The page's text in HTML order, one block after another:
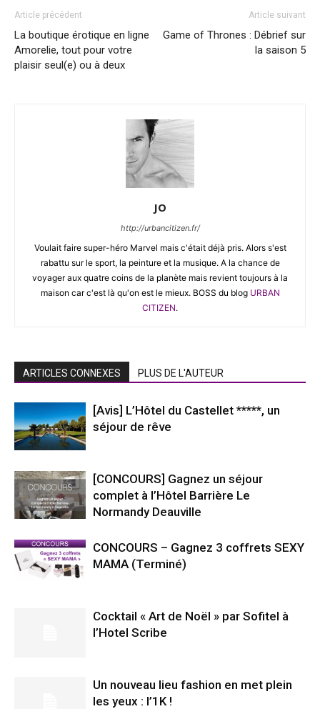
Article précédent
La boutique érotique en ligne
Amorelie, tout pour votre
plaisir seul(e) ou à deux
Article suivant
Game of Thrones : Débrief sur
la saison 5
JO
http://urbancitizen.fr/
Voulait faire super-héro Marvel mais c'était déjà pris. Alors s'est
rabattu sur le sport, la peinture et la musique. A la chance de
voyager aux quatre coins de la planète mais revient toujours à la
maison car c'est là qu'on est le mieux. BOSS du blog URBAN
CITIZEN.
ARTICLES CONNEXES PLUS DE L'AUTEUR
[Avis] L’Hôtel du Castellet *****, un
séjour de rêve
[CONCOURS] Gagnez un séjour
complet à l’Hôtel Barrière Le
Normandy Deauville
CONCOURS – Gagnez 3 coffrets SEXY
MAMA (Terminé)
Cocktail « Art de Noël » par Sofitel à
l’Hotel Scribe
Un nouveau lieu fashion en met plein
les yeux : l’1K !